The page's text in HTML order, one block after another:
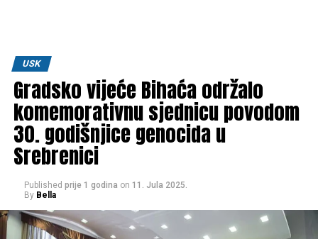
USK
Gradsko vijeće Bihaća održalo
komemorativnu sjednicu povodom
30. godišnjice genocida u
Srebrenici
Published prije 1 godina on 11. Jula 2025.
By Bella